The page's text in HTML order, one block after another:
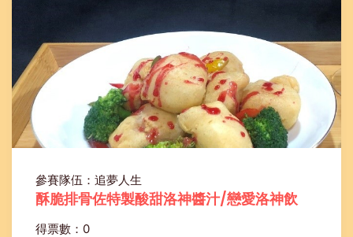
參賽隊伍：追夢人生
酥脆排骨佐特製酸甜洛神醬汁/戀愛洛神飲
得票數：0